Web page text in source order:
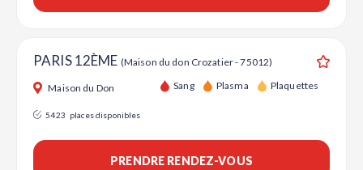
PARIS 12ÈME (Maison du don Crozatier - 75012)
Maison du Don Sang Plasma Plaquettes
5423 places disponibles
PRENDRE RENDEZ-VOUS